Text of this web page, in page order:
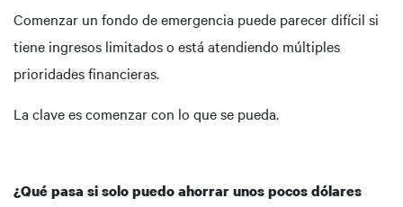
Comenzar un fondo de emergencia puede parecer difícil si
tiene ingresos limitados o está atendiendo múltiples
prioridades financieras.
La clave es comenzar con lo que se pueda.
¿Qué pasa si solo puedo ahorrar unos pocos dólares